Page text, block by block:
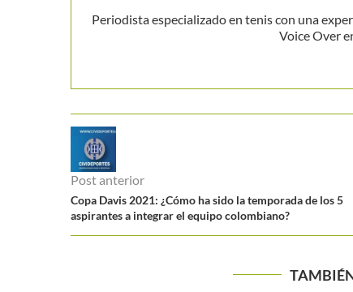
Periodista especializado en tenis con una
Voice Over
Post anterior
Copa Davis 2021: ¿Cómo ha sido la temporada de los 5
aspirantes a integrar el equipo colombiano?